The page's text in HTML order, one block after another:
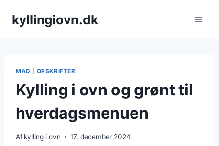
kyllingiovn.dk
MAD OPSKRIFTER
Kylling i ovn og grønt til
hverdagsmenuen
Af kylling i ovn 17. december 2024